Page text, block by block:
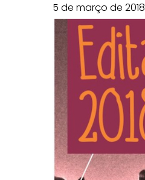
5 de março de 2018